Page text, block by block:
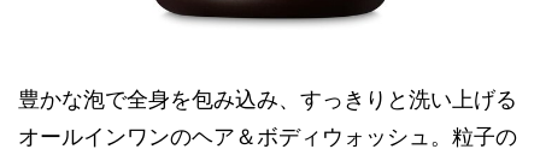
豊かな泡で全身を包み込み、すっきりと洗い上げる
オールインワンのヘア＆ボディウォッシュ。粒子の